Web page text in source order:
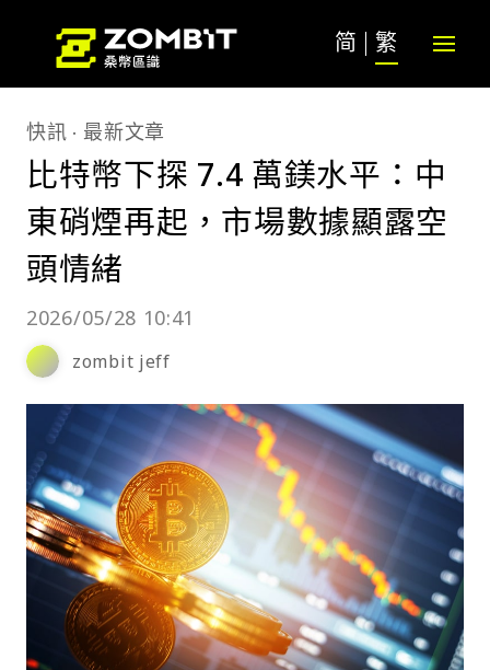
简 繁
快訊 最新文章
比特幣下探 7.4 萬鎂水平：中
東硝煙再起，市場數據顯露空
頭情緒
2026/05/28 10:41
zombit jeff